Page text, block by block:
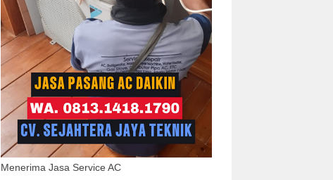
Menerima Jasa Service AC